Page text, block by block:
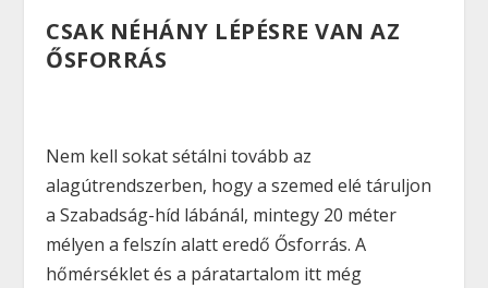
CSAK NÉHÁNY LÉPÉSRE VAN AZ
ŐSFORRÁS
Nem kell sokat sétálni tovább az
alagútrendszerben, hogy a szemed elé táruljon
a Szabadság-híd lábánál, mintegy 20 méter
mélyen a felszín alatt eredő Ősforrás. A
hőmérséklet és a páratartalom itt még